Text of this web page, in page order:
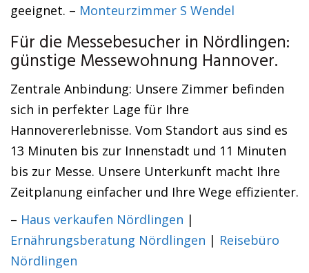
geeignet. – Monteurzimmer S Wendel
Für die Messebesucher in Nördlingen:
günstige Messewohnung Hannover.
Zentrale Anbindung: Unsere Zimmer befinden
sich in perfekter Lage für Ihre
Hannovererlebnisse. Vom Standort aus sind es
13 Minuten bis zur Innenstadt und 11 Minuten
bis zur Messe. Unsere Unterkunft macht Ihre
Zeitplanung einfacher und Ihre Wege effizienter.
– Haus verkaufen Nördlingen |
Ernährungsberatung Nördlingen | Reisebüro
Nördlingen